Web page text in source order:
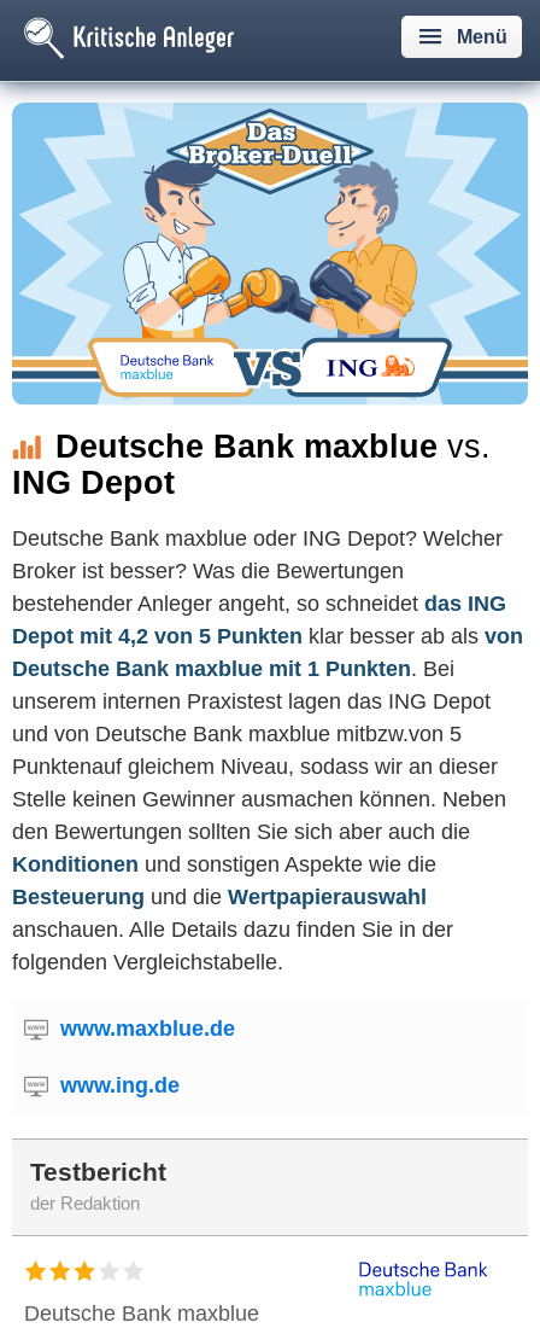
Menü
Deutsche Bank maxblue vs.
ING Depot
Deutsche Bank maxblue oder ING Depot? Welcher
Broker ist besser? Was die Bewertungen
bestehender Anleger angeht, so schneidet das ING
Depot mit 4,2 von 5 Punkten klar besser ab als von
Deutsche Bank maxblue mit 1 Punkten. Bei
unserem internen Praxistest lagen das ING Depot
und von Deutsche Bank maxblue mitbzw.von 5
Punktenauf gleichem Niveau, sodass wir an dieser
Stelle keinen Gewinner ausmachen können. Neben
den Bewertungen sollten Sie sich aber auch die
Konditionen und sonstigen Aspekte wie die
Besteuerung und die Wertpapierauswahl
anschauen. Alle Details dazu finden Sie in der
folgenden Vergleichstabelle.
www.maxblue.de
www.ing.de
Testbericht
der Redaktion
Deutsche Bank maxblue